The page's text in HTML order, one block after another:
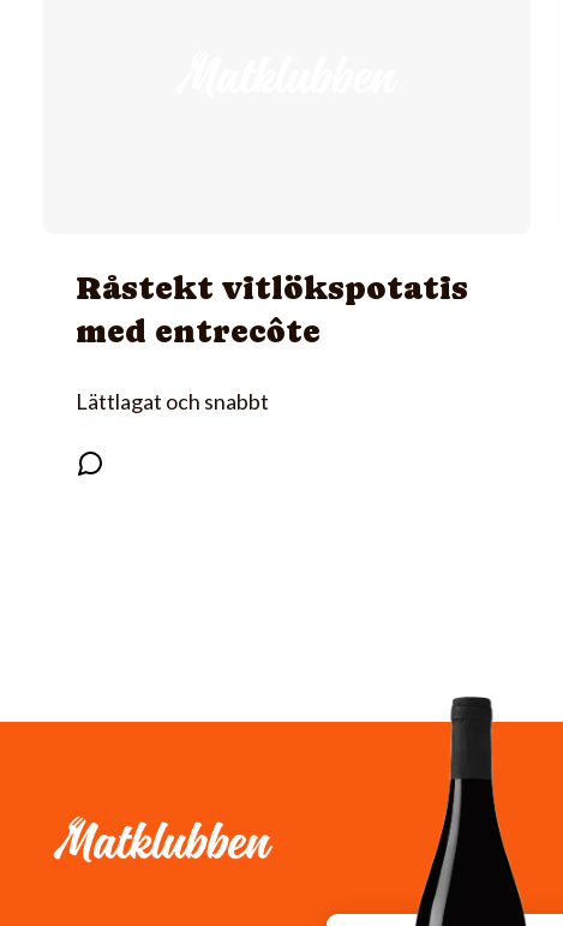
Råstekt vitlökspotatis
med entrecôte
Lättlagat och snabbt